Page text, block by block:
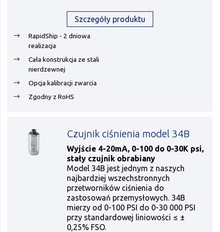
Szczegóły produktu
RapidShip - 2 dniowa
realizacja
Cała konstrukcja ze stali
nierdzewnej
Opcja kalibracji zwarcia
Zgodny z RoHS
Czujnik ciśnienia model 34B
Wyjście 4-20mA, 0-100 do 0-30K psi,
stały czujnik obrabiany
Model 34B jest jednym z naszych
najbardziej wszechstronnych
przetworników ciśnienia do
zastosowań przemysłowych. 34B
mierzy od 0-100 PSI do 0-30 000 PSI
przy standardowej liniowości ≤ ±
0,25% FSO.